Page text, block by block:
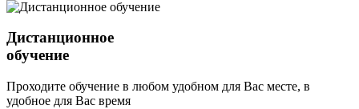
Дистанционное
обучение
Проходите обучение в любом удобном для Вас месте, в
удобное для Вас время